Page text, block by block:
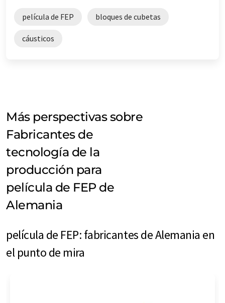
película de FEP bloques de cubetas
cáusticos
Más perspectivas sobre
Fabricantes de
tecnología de la
producción para
película de FEP de
Alemania
película de FEP: fabricantes de Alemania en
el punto de mira